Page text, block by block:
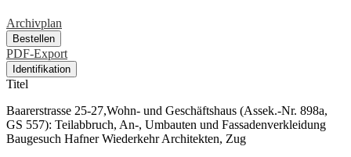
Archivplan
Bestellen
PDF-Export
Identifikation
Titel
Baarerstrasse 25-27,Wohn- und Geschäftshaus (Assek.-Nr. 898a,
GS 557): Teilabbruch, An-, Umbauten und Fassadenverkleidung
Baugesuch Hafner Wiederkehr Architekten, Zug